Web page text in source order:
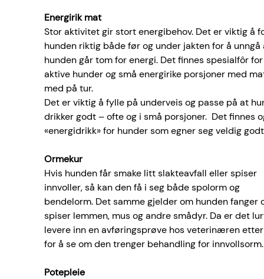
Energirik mat
Stor aktivitet gir stort energibehov. Det er viktig å
hunden riktig både før og under jakten for å
hunden går tom for energi. Det finnes spesialfôr
aktive hunder og små energirike porsjoner med
med på tur.
Det er viktig å fylle på underveis og passe på at
drikker godt – ofte og i små porsjoner.  Det finnes
«energidrikk» for hunder som egner seg veldig
Ormekur
Hvis hunden får smake litt slakteavfall eller spiser
innvoller, så kan den få i seg både spolorm og
bendelorm. Det samme gjelder om hunden fanger
spiser lemmen, mus og andre smådyr. Da er det
levere inn en avføringsprøve hos veterinæren
for å se om den trenger behandling for
Potepleie